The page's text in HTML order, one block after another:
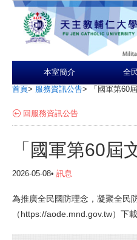
本室簡介 全
首頁> 服務資訊公告> 「國軍第60
回服務資訊公告
「國軍第60屆
2026-05-08• 訊息
為推廣全民國防理念，凝聚全民
（https://aode.mnd.gov.tw）下載